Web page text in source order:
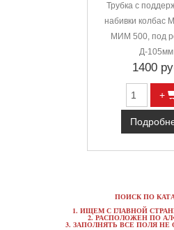
Трубка с
набивки колбас
МИМ 500, под
Д-105мм
1400
+
ПОИСК ПО
1. ИЩЕМ С ГЛАВНОЙ
2. РАСПОЛОЖЕН ПО
3. ЗАПОЛНЯТЬ ВСЕ ПОЛЯ НЕ